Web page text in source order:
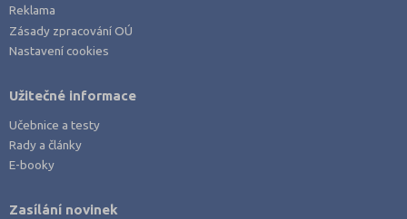
Reklama
Zásady zpracování OÚ
Nastavení cookies
Užitečné informace
Učebnice a testy
Rady a články
E-booky
Zasílání novinek